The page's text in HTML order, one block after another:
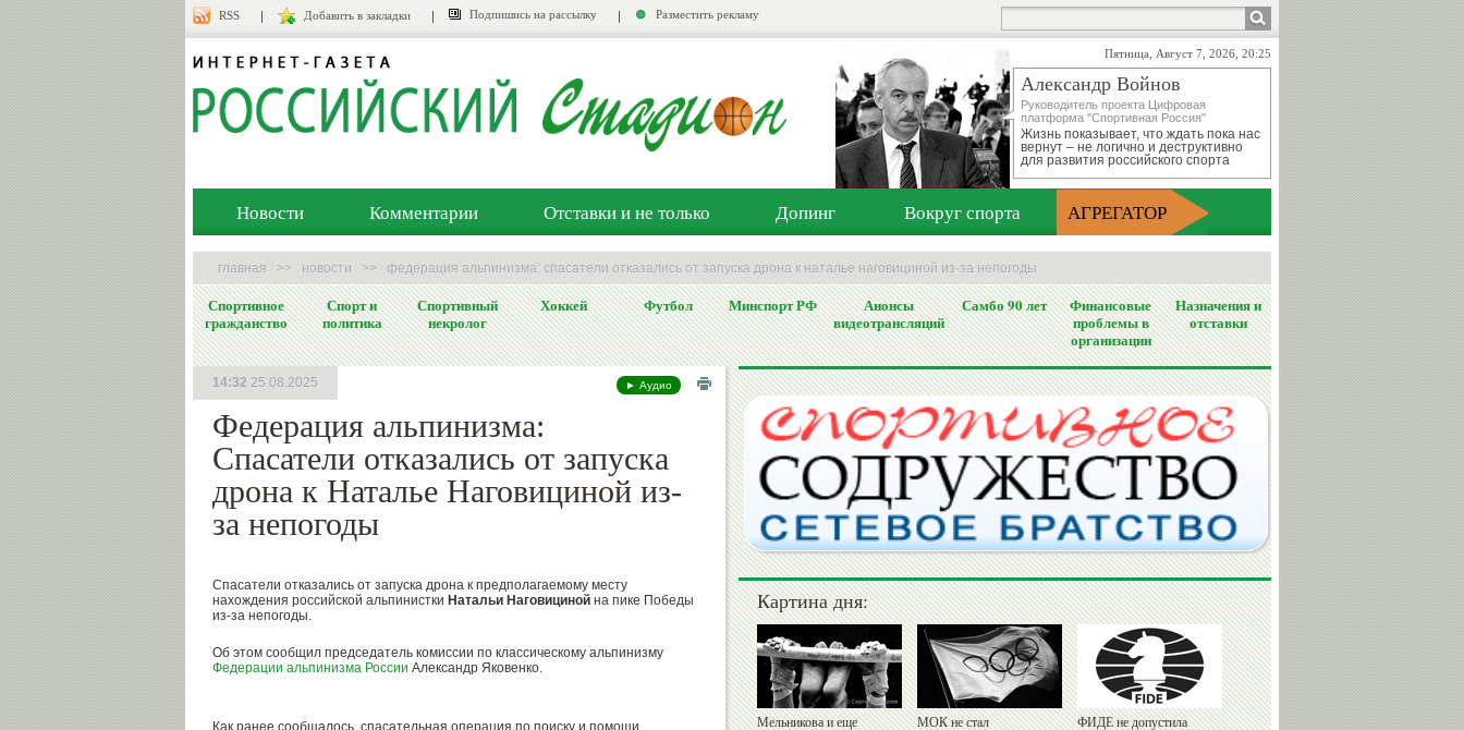
RSS Добавить в закладки Подпишись на рассылку Разместить рекламу
Пятница, Август 7, 2026, 20:25
Александр Войнов
Руководитель проекта Цифровая
платформа "Спортивная Россия"
Жизнь показывает, что ждать пока нас
вернут – не логично и деструктивно
для развития российского спорта
Новости Комментарии Отставки и не только Допинг Вокруг спорта АГРЕГАТОР
главная >> новости >> федерация альпинизма: спасатели отказались от запуска дрона к наталье наговициной из-за непогоды
Спортивное
гражданство
Спорт и
политика
Спортивный
некролог
Хоккей Футбол Минспорт РФ
Анонсы
видеотрансляций
Самбо 90 лет
Финансовые
проблемы в
организации
Назначения и
отставки
► Аудио
Федерация альпинизма:
Спасатели отказались от запуска
дрона к Наталье Наговициной из-
за непогоды
14:32 25.08.2025
Спасатели отказались от запуска дрона к предполагаемому месту
нахождения российской альпинистки Натальи Наговициной на пике Победы
из-за непогоды.
Об этом сообщил председатель комиссии по классическому альпинизму
Федерации альпинизма России Александр Яковенко.
Как ранее сообщалось, спасательная операция по поиску и помощи
Картина дня:
Мельникова и еще
МОК не стал
ФИДЕ не допустила